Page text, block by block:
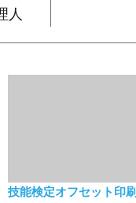
人
技能検定オフセット印